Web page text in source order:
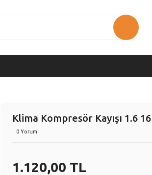
Klima Kompresör Kayışı 1.6
0 Yorum
1.120,00 TL